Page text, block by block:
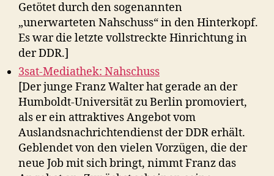
Getötet durch den sogenannten
„unerwarteten Nahschuss“ in den Hinterkopf.
Es war die letzte vollstreckte Hinrichtung in
der DDR.]
3sat-Mediathek: Nahschuss
[Der junge Franz Walter hat gerade an der
Humboldt-Universität zu Berlin promoviert,
als er ein attraktives Angebot vom
Auslandsnachrichtendienst der DDR erhält.
Geblendet von den vielen Vorzügen, die der
neue Job mit sich bringt, nimmt Franz das